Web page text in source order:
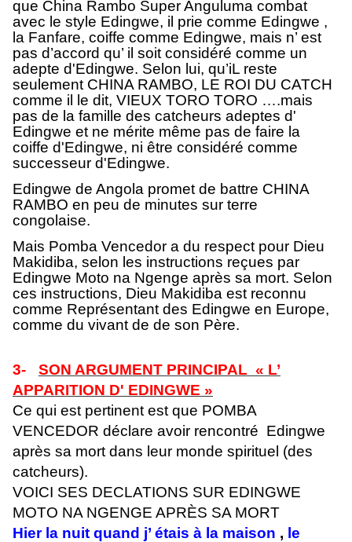
que China Rambo Super Anguluma combat
avec le style Edingwe, il prie comme Edingwe ,
la Fanfare, coiffe comme Edingwe, mais n’ est
pas d’accord qu’ il soit considéré comme un
adepte d'Edingwe. Selon lui, qu’iL reste
seulement CHINA RAMBO, LE ROI DU CATCH
comme il le dit, VIEUX TORO TORO ….mais
pas de la famille des catcheurs adeptes d'
Edingwe et ne mérite même pas de faire la
coiffe d'Edingwe, ni être considéré comme
successeur d'Edingwe.
Edingwe de Angola promet de battre CHINA
RAMBO en peu de minutes sur terre
congolaise.
Mais Pomba Vencedor a du respect pour Dieu
Makidiba, selon les instructions reçues par
Edingwe Moto na Ngenge après sa mort. Selon
ces instructions, Dieu Makidiba est reconnu
comme Représentant des Edingwe en Europe,
comme du vivant de de son Père.
3-
SON ARGUMENT PRINCIPAL « L’
APPARITION D' EDINGWE »
Ce qui est pertinent est que POMBA
VENCEDOR déclare avoir rencontré Edingwe
après sa mort dans leur monde spirituel (des
catcheurs).
VOICI SES DECLATIONS SUR EDINGWE
MOTO NA NGENGE APRÈS SA MORT
Hier la nuit quand j’ étais à la maison , le